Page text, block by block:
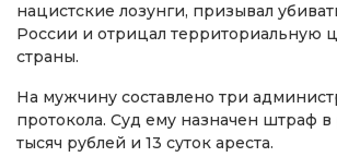
нацистские лозунги, призывал
России и отрицал территориальную
страны.
На мужчину составлено три
протокола. Суд ему назначен штраф
тысяч рублей и 13 суток ареста.